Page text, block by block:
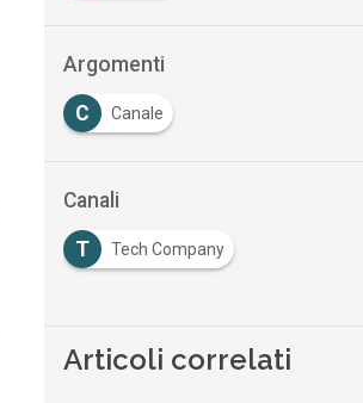
Argomenti
C Canale
Canali
T Tech Company
Articoli correlati